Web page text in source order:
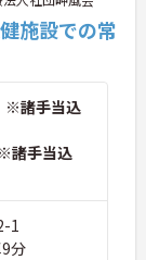
施設での常
諸手当込
手当込
1
分